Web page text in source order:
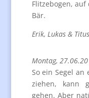
Flitzebogen,
Bär.
Erik, Lukas & Titus
Montag,
So ein Segel an
ziehen, kann
gehen. Aber